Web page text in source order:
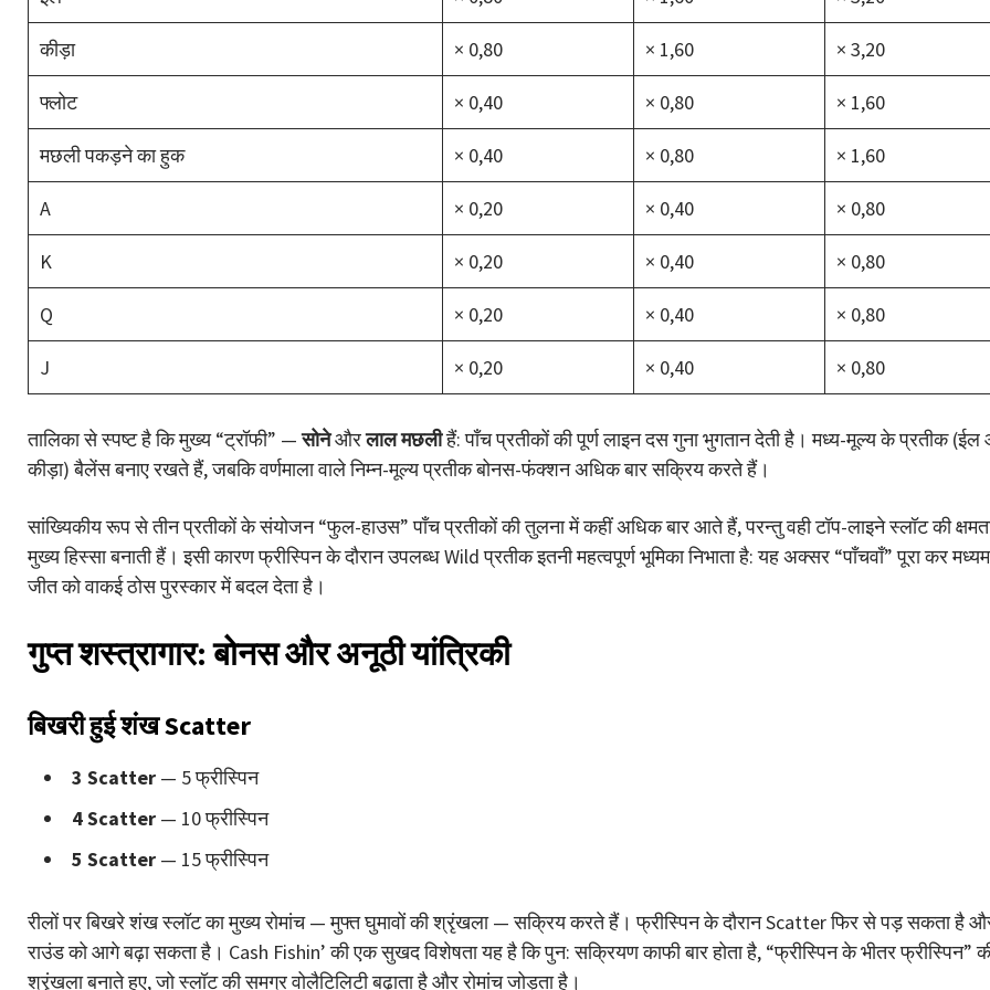
कीड़ा × 0,80 × 1,60 × 3,20
फ्लोट × 0,40 × 0,80 × 1,60
मछली पकड़ने का हुक × 0,40 × 0,80 × 1,60
A × 0,20 × 0,40 × 0,80
K × 0,20 × 0,40 × 0,80
Q × 0,20 × 0,40 × 0,80
J × 0,20 × 0,40 × 0,80
तालिका से स्पष्ट है कि मुख्य “ट्रॉफी” —सोनेऔरलाल मछलीहैं: पाँच प्रतीकों की पूर्ण लाइन दस गुना भुगतान देती है। मध्य-मूल्य के प्रतीक
कीड़ा) बैलेंस बनाए रखते हैं, जबकि वर्णमाला वाले निम्न-मूल्य प्रतीक बोनस-फंक्शन अधिक बार सक्रिय करते हैं।
सांख्यिकीय रूप से तीन प्रतीकों के संयोजन “फुल-हाउस” पाँच प्रतीकों की तुलना में कहीं अधिक बार आते हैं, परन्तु वही टॉप-लाइने स्लॉट की
मुख्य हिस्सा बनाती हैं। इसी कारण फ्रीस्पिन के दौरान उपलब्ध Wild प्रतीक इतनी महत्वपूर्ण भूमिका निभाता है: यह अक्सर “पाँचवाँ” पूरा कर मध्यम
जीत को वाकई ठोस पुरस्कार में बदल देता है।
गुप्त शस्त्रागार: बोनस और अनूठी यांत्रिकी
बिखरी हुई शंख Scatter
3 Scatter — 5 फ्रीस्पिन
4 Scatter — 10 फ्रीस्पिन
5 Scatter — 15 फ्रीस्पिन
रीलों पर बिखरे शंख स्लॉट का मुख्य रोमांच — मुफ्त घुमावों की श्रृंखला — सक्रिय करते हैं। फ्रीस्पिन के दौरान Scatter फिर से पड़ सकता है
राउंड को आगे बढ़ा सकता है। Cash Fishin’ की एक सुखद विशेषता यह है कि पुन: सक्रियण काफी बार होता है, “फ्रीस्पिन के भीतर फ्रीस्पिन”
श्रृंखला बनाते हुए, जो स्लॉट की समग्र वोलैटिलिटी बढ़ाता है और रोमांच जोड़ता है।